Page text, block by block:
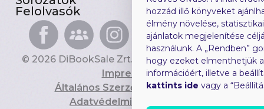
Felolvasók Blog
© 2026 DiBookSale Zrt. Minden jog fenntartva.
Impresszum
Általános Szerződési Feltételek
Adatvédelmi Tájékoztató
hozzád illő könyveket
élmény növelése,
ajánlatok megjelenítése
használunk. A „Rendben”
hogy ezeket elmenthetjük
információért, illetve a
kattints ide vagy a